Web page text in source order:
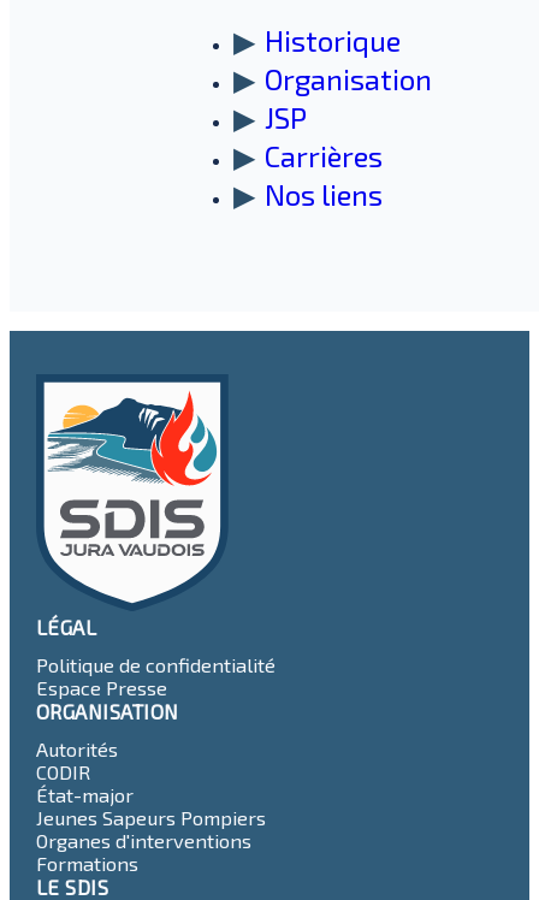
Historique
Organisation
JSP
Carrières
Nos liens
LÉGAL
Politique de confidentialité
Espace Presse
ORGANISATION
Autorités
CODIR
État-major
Jeunes Sapeurs Pompiers
Organes d'interventions
Formations
LE SDIS